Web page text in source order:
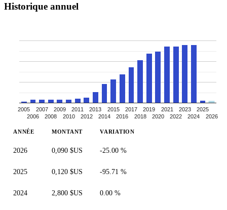
Historique annuel
2005
2006
2007
2008
2009
2010
2011
2012
2013
2014
2015
2016
2017
2018
2019
2020
2021
2022
2023
2024
2025
2026
ANNÉE MONTANT VARIATION
2026 0,090 $US -25.00 %
2025 0,120 $US -95.71 %
2024 2,800 $US 0.00 %